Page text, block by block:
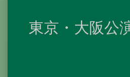
東京・大阪公